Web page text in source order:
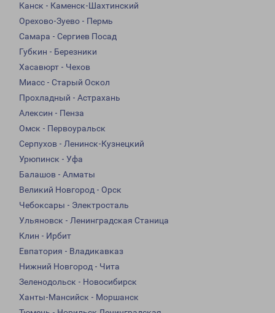
Канск - Каменск-Шахтинский
Орехово-Зуево - Пермь
Самара - Сергиев Посад
Губкин - Березники
Хасавюрт - Чехов
Миасс - Старый Оскол
Прохладный - Астрахань
Алексин - Пенза
Омск - Первоуральск
Серпухов - Ленинск-Кузнецкий
Урюпинск - Уфа
Балашов - Алматы
Великий Новгород - Орск
Чебоксары - Электросталь
Ульяновск - Ленинградская Станица
Клин - Ирбит
Евпатория - Владикавказ
Нижний Новгород - Чита
Зеленодольск - Новосибирск
Ханты-Мансийск - Моршанск